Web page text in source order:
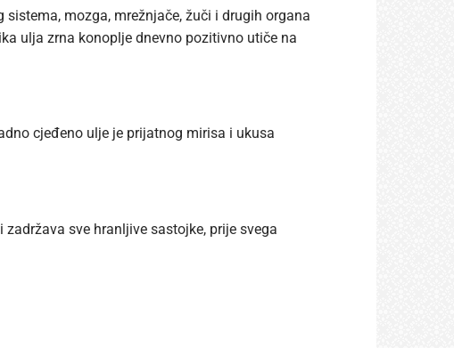
mozga, mrežnjače, žuči i drugih organa
ulja zrna konoplje dnevno pozitivno utiče na
cjeđeno ulje je prijatnog mirisa i ukusa
sve hranljive sastojke, prije svega